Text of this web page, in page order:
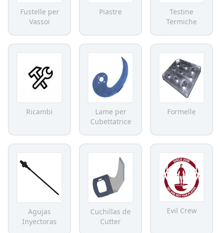
Fustelle per
Vassoi
Piastre
Testine
Termiche
Ricambi
Lame per
Cubettatrice
Formelle
Agujas
Inyectoras
Cuchillas de
Cutter
Evil Crew